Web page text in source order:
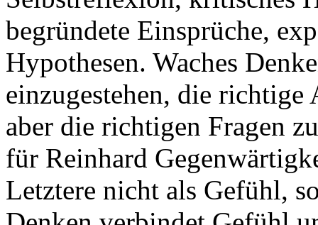
begründete Einsprüche,
Hypothesen. Waches
einzugestehen, die
aber die richtigen Fragen
für Reinhard
Letztere nicht als Gefühl,